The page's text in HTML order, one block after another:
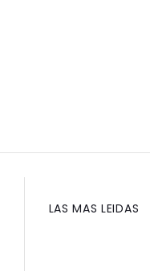
LAS MAS LEIDAS